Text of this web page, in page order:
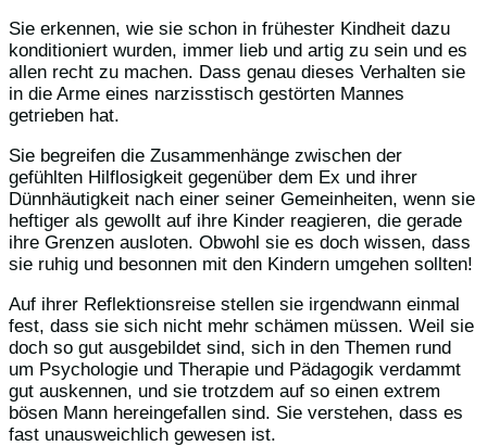
Sie erkennen, wie sie schon in frühester Kindheit dazu
konditioniert wurden, immer lieb und artig zu sein und es
allen recht zu machen. Dass genau dieses Verhalten sie
in die Arme eines narzisstisch gestörten Mannes
getrieben hat.
Sie begreifen die Zusammenhänge zwischen der
gefühlten Hilflosigkeit gegenüber dem Ex und ihrer
Dünnhäutigkeit nach einer seiner Gemeinheiten, wenn sie
heftiger als gewollt auf ihre Kinder reagieren, die gerade
ihre Grenzen ausloten. Obwohl sie es doch wissen, dass
sie ruhig und besonnen mit den Kindern umgehen sollten!
Auf ihrer Reflektionsreise stellen sie irgendwann einmal
fest, dass sie sich nicht mehr schämen müssen. Weil sie
doch so gut ausgebildet sind, sich in den Themen rund
um Psychologie und Therapie und Pädagogik verdammt
gut auskennen, und sie trotzdem auf so einen extrem
bösen Mann hereingefallen sind. Sie verstehen, dass es
fast unausweichlich gewesen ist.